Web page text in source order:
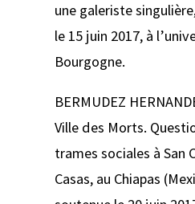
une galeriste singulière
le 15 juin 2017, à
Bourgogne.
BERMUDEZ
Ville des Morts.
trames sociales à San
Casas, au Chiapas